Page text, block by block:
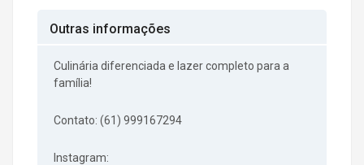
Outras informações
Culinária diferenciada e lazer completo para a
família!
Contato: (61) 999167294
Instagram: